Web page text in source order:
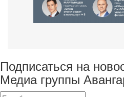
Подписаться на
Медиа группы